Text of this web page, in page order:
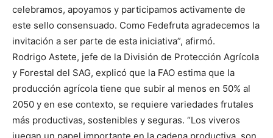
celebramos, apoyamos y participamos activamente de
este sello consensuado. Como Fedefruta agradecemos la
invitación a ser parte de esta iniciativa”, afirmó.
Rodrigo Astete, jefe de la División de Protección Agrícola
y Forestal del SAG, explicó que la FAO estima que la
producción agrícola tiene que subir al menos en 50% al
2050 y en ese contexto, se requiere variedades frutales
más productivas, sostenibles y seguras. “Los viveros